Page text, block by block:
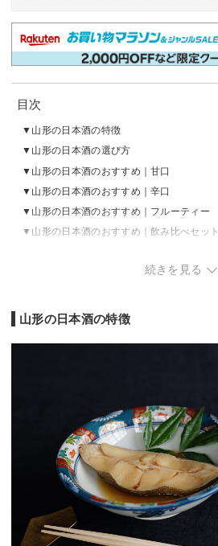
目次
山形の日本酒の特徴
山形の日本酒の選び方
山形の日本酒のおすすめ｜甘口
山形の日本酒のおすすめ｜辛口
山形の日本酒のおすすめ｜フルーティー
山形の日本酒のおすすめ｜飲み比べセット
続きを見る
山形の日本酒の特徴